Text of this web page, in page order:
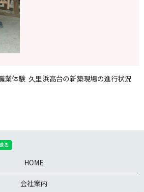
業体験 久里浜高台の新築現場の進行状況
HOME
会社案内